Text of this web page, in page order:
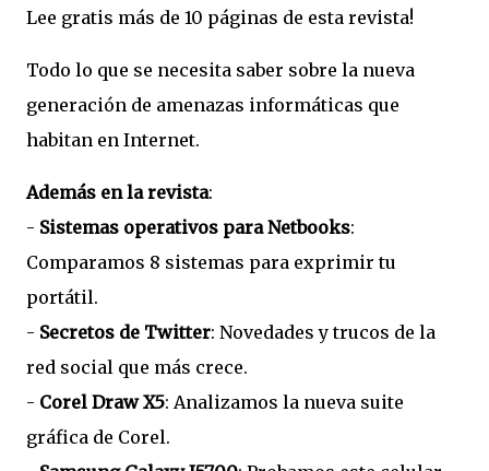
Lee gratis más de 10 páginas de esta revista!
Todo lo que se necesita saber sobre la nueva
generación de amenazas informáticas que
habitan en Internet.
Además en la revista:
- Sistemas operativos para Netbooks:
Comparamos 8 sistemas para exprimir tu
portátil.
- Secretos de Twitter: Novedades y trucos de la
red social que más crece.
- Corel Draw X5: Analizamos la nueva suite
gráfica de Corel.